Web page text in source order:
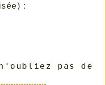
:
pas de